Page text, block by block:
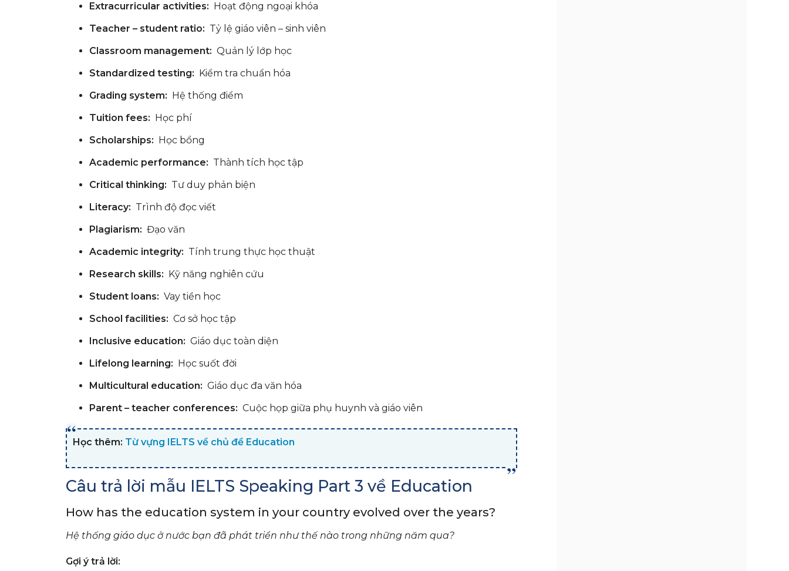
Extracurricular activities: Hoạt động ngoại khóa
Teacher – student ratio: Tỷ lệ giáo viên – sinh viên
Classroom management: Quản lý lớp học
Standardized testing: Kiểm tra chuẩn hóa
Grading system: Hệ thống điểm
Tuition fees: Học phí
Scholarships: Học bổng
Academic performance: Thành tích học tập
Critical thinking: Tư duy phản biện
Literacy: Trình độ đọc viết
Plagiarism: Đạo văn
Academic integrity: Tính trung thực học thuật
Research skills: Kỹ năng nghiên cứu
Student loans: Vay tiền học
School facilities: Cơ sở học tập
Inclusive education: Giáo dục toàn diện
Lifelong learning: Học suốt đời
Multicultural education: Giáo dục đa văn hóa
Parent – teacher conferences: Cuộc họp giữa phụ huynh và giáo viên
Học thêm: Từ vựng IELTS về chủ đề Education
Câu trả lời mẫu IELTS Speaking Part 3 về Education
How has the education system in your country evolved over the years?
Hệ thống giáo dục ở nước bạn đã phát triển như thế nào trong những năm qua?
Gợi ý trả lời: